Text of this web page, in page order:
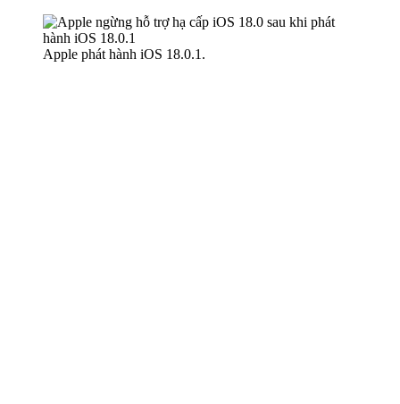
Apple phát hành iOS 18.0.1.